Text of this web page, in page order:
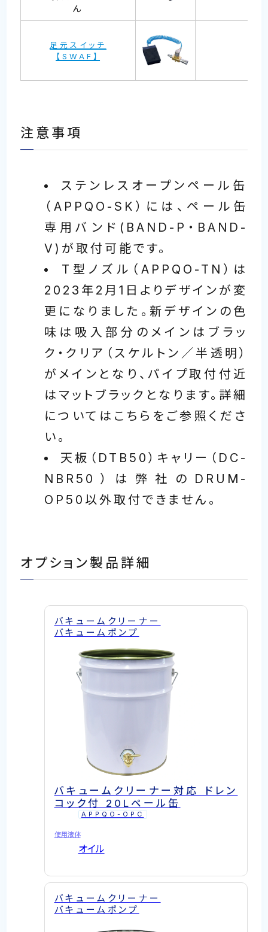
ん
足元スイッチ
【SWAF】
注意事項
ステンレスオープンペール缶
（APPQO-SK）には、ペール缶
専用バンド(BAND-P・BAND-
V)が取付可能です。
T型ノズル（APPQO-TN）は
2023年2月1日よりデザインが変
更になりました。新デザインの色
味は吸入部分のメインはブラッ
ク・クリア（スケルトン／半透明）
がメインとなり、パイプ取付付近
はマットブラックとなります。詳細
についてはこちらをご参照くださ
い。
天板（DTB50）キャリー（DC-
NBR50）は弊社のDRUM-
OP50以外取付できません。
オプション製品詳細
バキュームクリーナー
バキュームポンプ
バキュームクリーナー対応 ドレン
コック付 20Lペール缶
APPQO-OPC
使用液体
オイル
バキュームクリーナー
バキュームポンプ